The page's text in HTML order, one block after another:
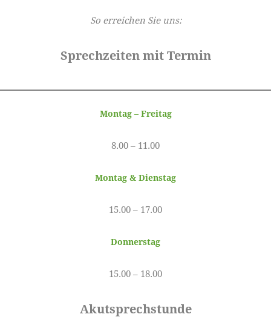
So erreichen Sie uns:
Sprechzeitenmit Termin
Montag – Freitag
8.00 – 11.00
Montag & Dienstag
15.00 – 17.00
Donnerstag
15.00 – 18.00
Akutsprechstunde